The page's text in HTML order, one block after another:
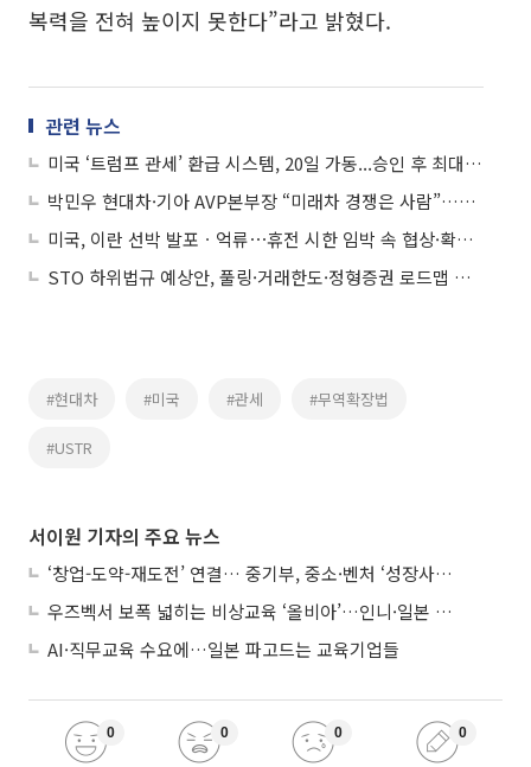
복력을 전혀 높이지 못한다”라고 밝혔다.
관련 뉴스
미국 ‘트럼프 관세’ 환급 시스템, 20일 가동...승인 후 최대 90일 내 환급
박민우 현대차·기아 AVP본부장 “미래차 경쟁은 사람”…실리콘밸리서 인재 전쟁 전면에
미국, 이란 선박 발포ㆍ억류⋯휴전 시한 임박 속 협상·확전 갈림길
STO 하위법규 예상안, 풀링·거래한도·정형증권 로드맵 제시
#현대차 #미국 #관세 #무역확장법
#USTR
서이원 기자의 주요 뉴스
‘창업-도약-재도전’ 연결… 중기부, 중소·벤처 ‘성장사다리’ 짓는다
우즈벡서 보폭 넓히는 비상교육 ‘올비아’…인니·일본 진출 타진
AI·직무교육 수요에…일본 파고드는 교육기업들
0 0 0 0